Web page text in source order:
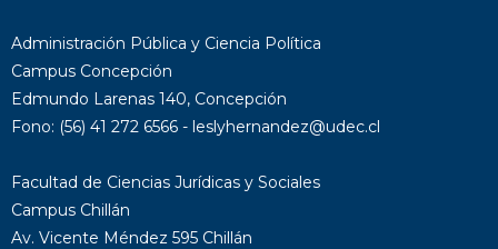
Administración Pública y Ciencia Política
Campus Concepción
Edmundo Larenas 140, Concepción
Fono: (56) 41 272 6566 - leslyhernandez@udec.cl
Facultad de Ciencias Jurídicas y Sociales
Campus Chillán
Av. Vicente Méndez 595 Chillán